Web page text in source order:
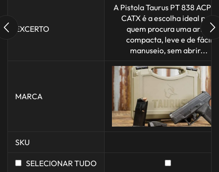
EXCERTO
A Pistola Taurus PT 838 ACP
CATX é a escolha ideal para
quem procura uma arma
compacta, leve e de fácil
manuseio, sem abrir...
MARCA
SKU
SELECIONAR TUDO